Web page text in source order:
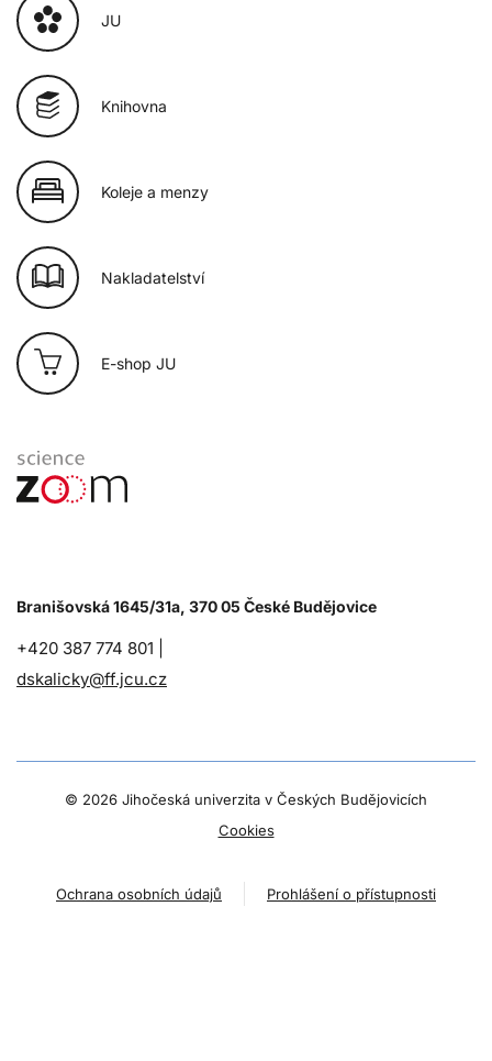
JU
Knihovna
Koleje a menzy
Nakladatelství
E-shop JU
Branišovská 1645/31a, 370 05 České Budějovice
+420 387 774 801 |
dskalicky@ff.jcu.cz
© 2026 Jihočeská univerzita v Českých Budějovicích
Cookies
Ochrana osobních údajů Prohlášení o přístupnosti